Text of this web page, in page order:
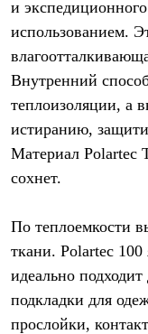
и
использованием.
Внутренний
теплоизоляции, а
истиранию,
Материал Polartec
сохнет.
По теплоемкости
ткани. Polartec
идеально
подкладки для
прослойки,